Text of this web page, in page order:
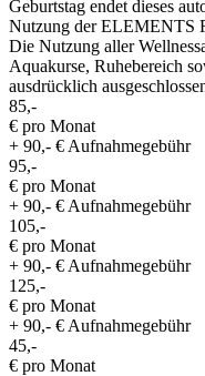
Geburtstag endet dieses
Nutzung der ELEMENTS
Die Nutzung aller
Aquakurse, Ruhebereich
ausdrücklich
85,-
€ pro Monat
+ 90,- € Aufnahmegebühr
95,-
€ pro Monat
+ 90,- € Aufnahmegebühr
105,-
€ pro Monat
+ 90,- € Aufnahmegebühr
125,-
€ pro Monat
+ 90,- € Aufnahmegebühr
45,-
€ pro Monat